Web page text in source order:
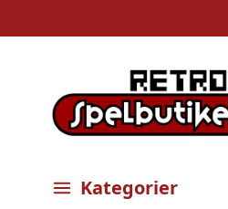
Öppna meny
Kategorier